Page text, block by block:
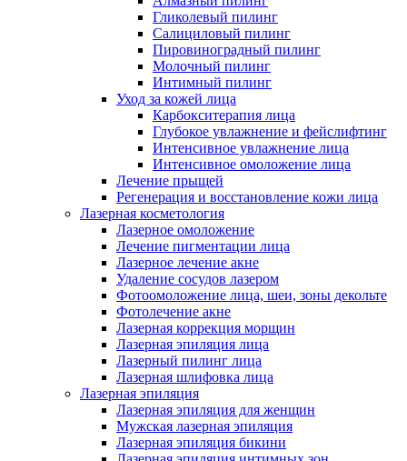
Гликолевый пилинг
Салициловый пилинг
Пировиноградный пилинг
Молочный пилинг
Интимный пилинг
Уход за кожей лица
Карбокситерапия лица
Глубокое увлажнение и фейслифтинг
Интенсивное увлажнение лица
Интенсивное омоложение лица
Лечение прыщей
Регенерация и восстановление кожи лица
Лазерная косметология
Лазерное омоложение
Лечение пигментации лица
Лазерное лечение акне
Удаление сосудов лазером
Фотоомоложение лица, шеи, зоны декольте
Фотолечение акне
Лазерная коррекция морщин
Лазерная эпиляция лица
Лазерный пилинг лица
Лазерная шлифовка лица
Лазерная эпиляция
Лазерная эпиляция для женщин
Мужская лазерная эпиляция
Лазерная эпиляция бикини